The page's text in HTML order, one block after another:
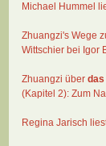
Michael Hummel
Zhuangzi's Wege
Wittschier bei Igor
Zhuangzi über das
(Kapitel 2): Zum
Regina Jarisch